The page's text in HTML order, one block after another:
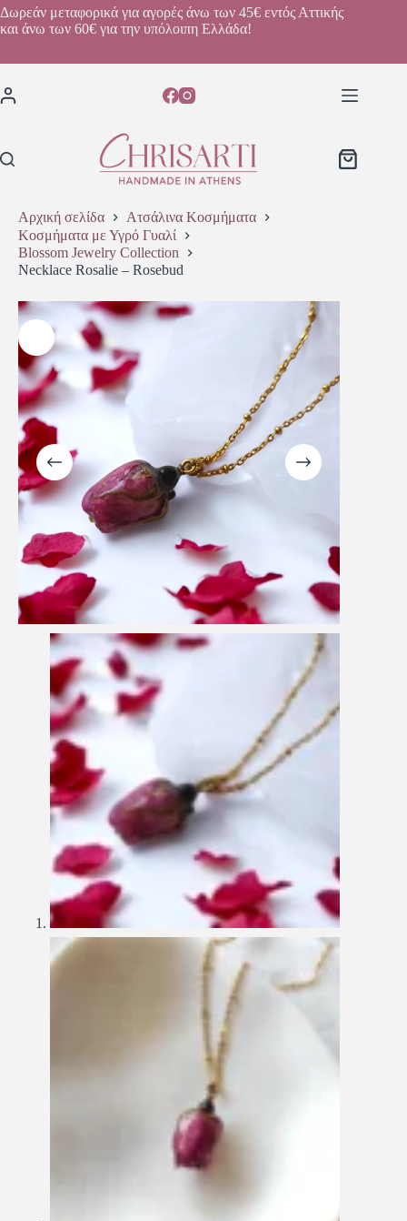
Δωρεάν μεταφορικά για αγορές άνω των 45€ εντός Αττικής
και άνω των 60€ για την υπόλοιπη Ελλάδα!
Αρχική σελίδα
Ατσάλινα Κοσμήματα
Κοσμήματα με Υγρό Γυαλί
Blossom Jewelry Collection
Necklace Rosalie – Rosebud